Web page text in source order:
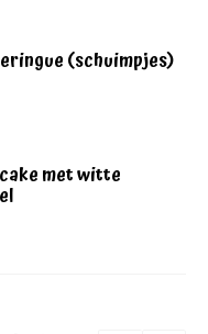
(schuimpjes)
met witte